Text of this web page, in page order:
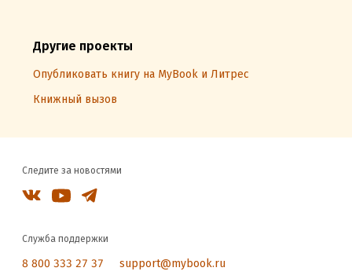
Другие проекты
Опубликовать книгу на MyBook и Литрес
Книжный вызов
Следите за новостями
Служба поддержки
8 800 333 27 37 support@mybook.ru